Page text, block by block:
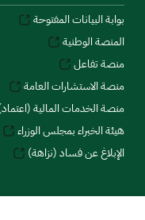
بوابة البيانات المفتوحة
المنصة الوطنية
منصة تفاعل
منصة الاستشارات العامة
منصة الخدمات المالية
هيئة الخبراء بمجلس الوزراء
الإبلاغ عن فساد (نزاهة)